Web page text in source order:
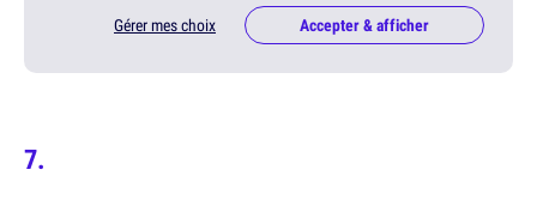
Gérer mes choix Accepter & afficher